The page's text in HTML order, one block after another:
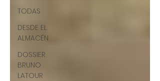
TODAS
DESDE EL
ALMACÉN
DOSSIER
BRUNO
LATOUR